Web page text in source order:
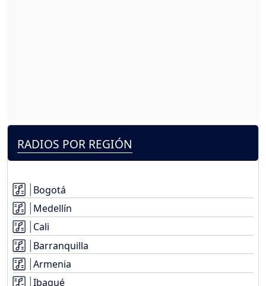
RADIOS POR REGIÓN
Bogotá
Medellín
Cali
Barranquilla
Armenia
Ibagué